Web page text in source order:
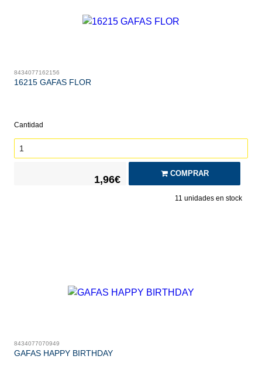
8434077162156
16215 GAFAS FLOR
Cantidad
1,96€
COMPRAR
11 unidades en stock
8434077070949
GAFAS HAPPY BIRTHDAY